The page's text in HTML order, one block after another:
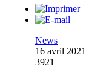
News
16 avril 2021
3921